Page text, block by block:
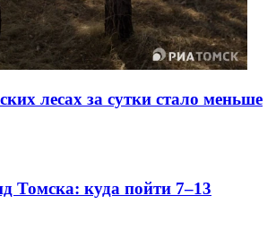
лесах за сутки стало меньше
Томска: куда пойти 7–13